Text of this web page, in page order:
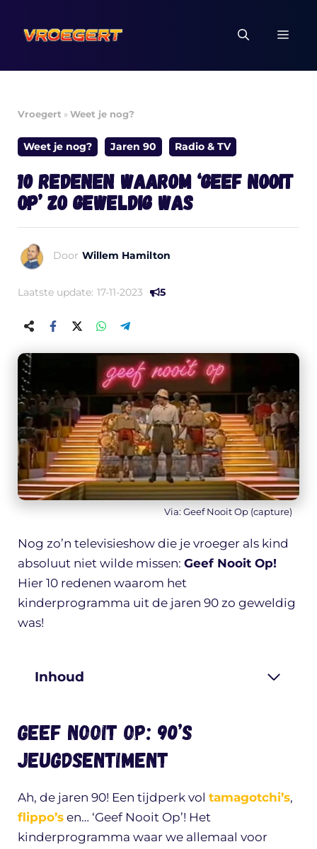
naar
inhoud
Vroegert »Weet je nog?
Weet je nog? Jaren 90 Radio & TV
10 redenen waarom ‘Geef Nooit
Op’ zo geweldig was
Door Willem Hamilton
Laatste update: 17-11-2023 5
Via: Geef Nooit Op (capture)
Nog zo’n televisieshow die je vroeger als kind
absoluut niet wilde missen: Geef Nooit Op!
Hier 10 redenen waarom het
kinderprogramma uit de jaren 90 zo geweldig
was!
Inhoud
Geef Nooit op: 90’s
jeugdsentiment
Ah, de jaren 90! Een tijdperk vol tamagotchi’s,
flippo’s en… ‘Geef Nooit Op’! Het
kinderprogramma waar we allemaal voor